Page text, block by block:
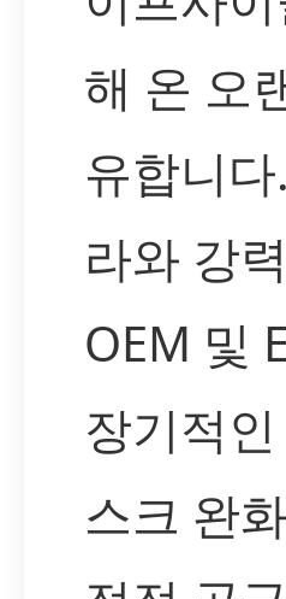
해 온 오
유합니
라와 강
OEM 및
장기적
스크 완